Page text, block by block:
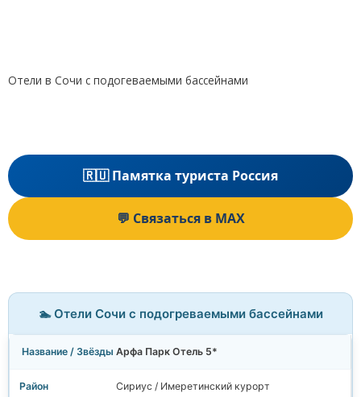
Отели в Сочи с подогеваемыми бассейнами
🇷🇺 Памятка туриста Россия
💬 Связаться в MAX
🏊 Отели Сочи с подогреваемыми бассейнами
Арфа Парк Отель 5*
Сириус / Имеретинский курорт